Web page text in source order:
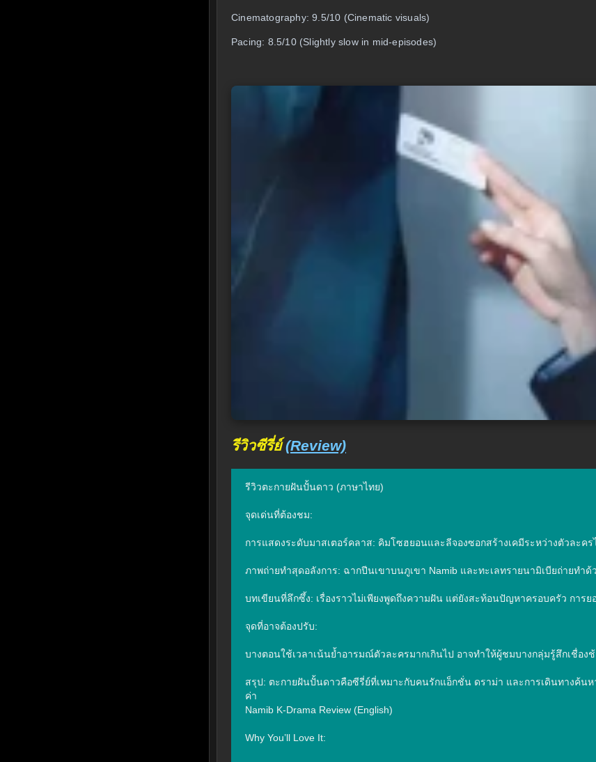
Cinematography: 9.5/10 (Cinematic visuals)
Pacing: 8.5/10 (Slightly slow in mid-episodes)
รีวิวซีรี่ย์(Review)
รีวิวตะกายฝันปั้นดาว (ภาษาไทย)
จุดเด่นที่ต้องชม:
การแสดงระดับมาสเตอร์คลาส: คิมโซฮยอนและลีจองซอกสร้างเคมีระหว่างตัวละ
ภาพถ่ายทำสุดอลังการ: ฉากปีนเขาบนภูเขา Namib และทะเลทรายนามิเบียถ่ายทำ
บทเขียนที่ลึกซึ้ง: เรื่องราวไม่เพียงพูดถึงความฝัน แต่ยังสะท้อนปัญหาครอบครัว การ
จุดที่อาจต้องปรับ:
บางตอนใช้เวลาเน้นย้ำอารมณ์ตัวละครมากเกินไป อาจทำให้ผู้ชมบางกลุ่มรู้สึกเชื่อง
สรุป: ตะกายฝันปั้นดาวคือซีรี่ย์ที่เหมาะกับคนรักแอ็กชั่น ดราม่า และการเดินทางค้
ค่า
Namib K-Drama Review (English)
Why You’ll Love It: